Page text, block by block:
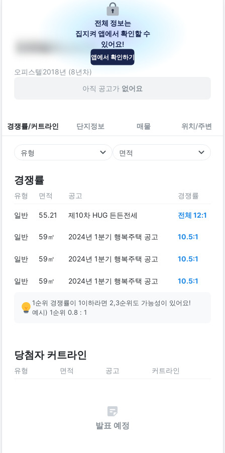
정원엘피스타워
경기도 파주시 문산읍 사임당로 65-21
오피스텔 2018년 (8년차)
아직 공고가 없어요
경쟁률/커트라인 단지정보 매물 위치/주변
유형 면적
경쟁률
전체 정보는
집지켜 앱에서 확인할 수
있어요!
앱에서 확인하기
유형 면적 공고 경쟁률
일반 55.21 제10차 HUG 든든전세 전체 12:1
일반 59㎡ 2024년 1분기 행복주택 공고 10.5:1
일반 59㎡ 2024년 1분기 행복주택 공고 10.5:1
일반 59㎡ 2024년 1분기 행복주택 공고 10.5:1
1순위 경쟁률이 1이하라면 2,3순위도 가능성이 있어요!
예시) 1순위 0.8 : 1
당첨자 커트라인
유형 면적 공고 커트라인
발표 예정